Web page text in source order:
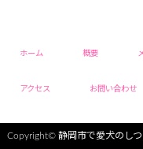
ホーム 概要
アクセス お問い合わせ
Copyright© 静岡市で愛犬のし